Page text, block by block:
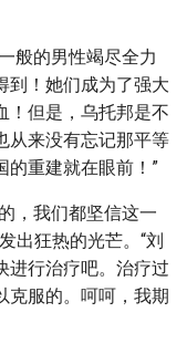
般的男性竭尽全力
到！她们成为了强大
！但是，乌托邦是不
从来没有忘记那平等
的重建就在眼前！”
，我们都坚信这一
出狂热的光芒。“刘
进行治疗吧。治疗过
克服的。呵呵，我期